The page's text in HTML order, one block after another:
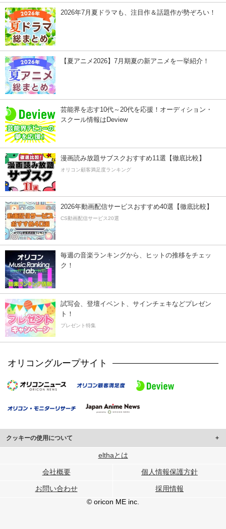
2026年7月夏ドラマも、注目作＆話題作が勢ぞろい！
【夏アニメ2026】7月期夏の新アニメを一挙紹介！
芸能界を志す10代～20代を応援！オーディション・
スクール情報はDeview
漫画読み放題サブスクおすすめ11選【徹底比較】
オリコン顧客満足度ランキング
2026年動画配信サービスおすすめ40選【徹底比較】
CS動画配信サービス20選
毎週の音楽ランキングから、ヒットの推移をチェッ
ク！
試写会、登壇イベント、サインチェキなどプレゼン
ト！
プレゼント特集
オリコングループサイト
クッキーの使用について
このサイトでは Cookie を使用して、ユーザーに合わせたコンテンツや広告の
行っています。
メディアや広告配信、データ解析の各パートナーに提供しています。
各パートナーは、この情報とユーザーが各パートナーに提供した他の情報や、
ユーザーが各パートナーのサービスを使用したときに収集した他の情報を組み
elthaとは
会社概要 個人情報保護方針
お問い合わせ
採用情報
© oricon ME inc.